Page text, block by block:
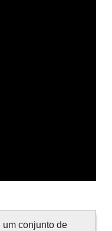
um conjunto de